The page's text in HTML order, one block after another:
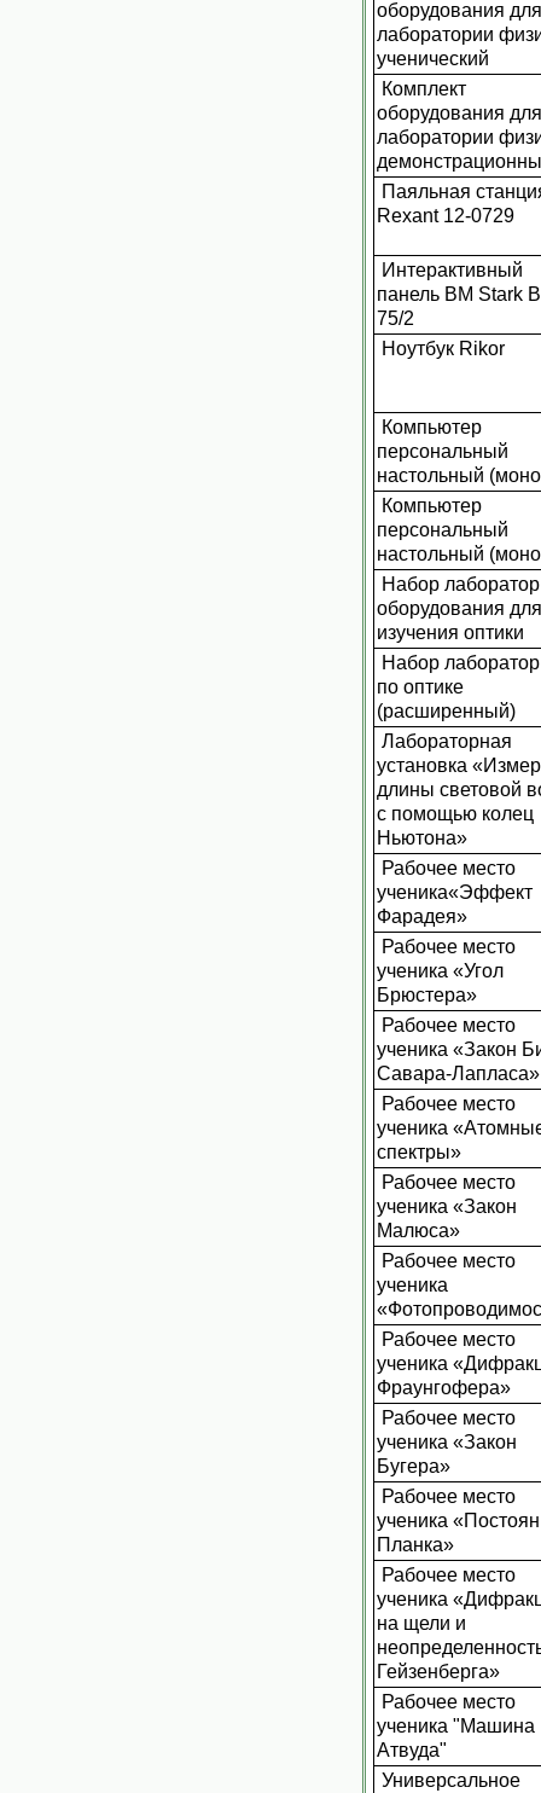
оборудования для
лаборатории
ученический
Комплект
оборудования для
лаборатории
Паяльная
Rexant 12-0729
Интерактивный
панель BM Stark
75/2
Ноутбук Rikor
Компьютер
персональный
настольный
Компьютер
персональный
настольный
Набор
оборудования для
изучения оптики
Набор
по оптике
(расширенный)
Лабораторная
установка
длины световой
с помощью колец
Ньютона»
Рабочее место
ученика«Эффект
Фарадея»
Рабочее место
ученика «Угол
Брюстера»
Рабочее место
ученика «Закон
Савара-Лапласа»
Рабочее место
ученика
спектры»
Рабочее место
ученика «Закон
Малюса»
Рабочее место
ученика
Рабочее место
ученика
Фраунгофера»
Рабочее место
ученика «Закон
Бугера»
Рабочее место
ученика
Планка»
Рабочее место
ученика
на щели и
Гейзенберга»
Рабочее место
ученика "Машина
Атвуда"
Универсальное